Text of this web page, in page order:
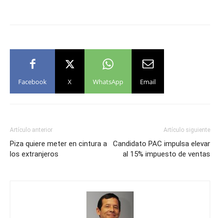
Facebook X WhatsApp Email
Artículo anterior
Piza quiere meter en cintura a
los extranjeros
Artículo siguiente
Candidato PAC impulsa elevar
al 15% impuesto de ventas